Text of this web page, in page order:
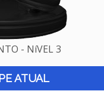
- NíVEL 3
ATUAL